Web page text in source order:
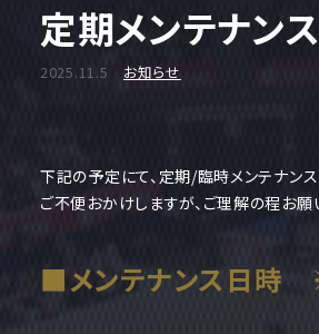
定期メンテナン
2025.11.5 お知らせ
下記の予定にて、定期/臨時メンテナン
ご不便おかけしますが、ご理解の程お願
■メンテナンス日時